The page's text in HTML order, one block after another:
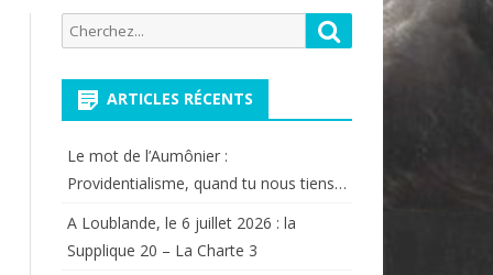
Recherche
pour:
Rechercher
ARTICLES RÉCENTS
Le mot de l’Aumônier :
Providentialisme, quand tu nous tiens…
A Loublande, le 6 juillet 2026 : la
Supplique 20 – La Charte 3